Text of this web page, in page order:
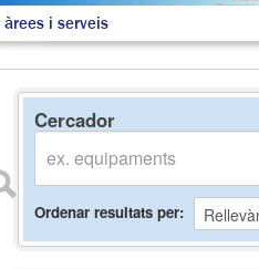
i serveis
Cercador
Ordenar resultats per